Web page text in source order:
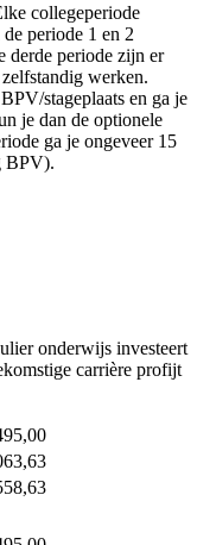
collegeperiode
periode 1 en 2
derde periode zijn er
werken.
stageplaats en ga je
je dan de optionele
ga je ongeveer 15
BPV).
onderwijs investeert
carrière profijt